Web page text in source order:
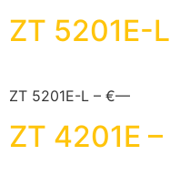
ZT 5201E-
ZT 5201E-L – €—
ZT 4201E